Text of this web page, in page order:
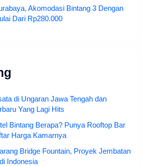
Akomodasi Bintang 3 Dengan
Dari Rp280.000
di Ungaran Jawa Tengah dan
Yang Lagi Hits
Bintang Berapa? Punya Rooftop Bar
Harga Kamarnya
Bridge Fountain, Proyek Jembatan
Indonesia